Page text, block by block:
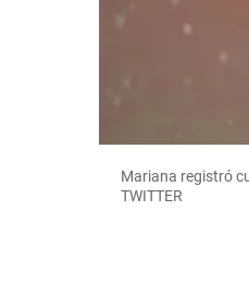
Mariana registró
TWITTER